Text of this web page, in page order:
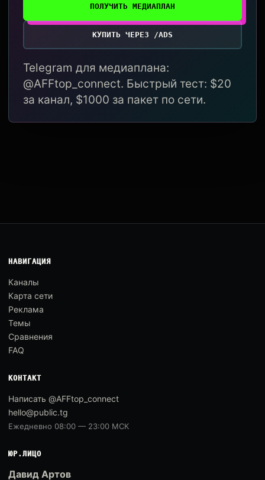
ПОЛУЧИТЬ МЕДИАПЛАН
КУПИТЬ ЧЕРЕЗ /ADS
Telegram для медиаплана:
@AFFtop_connect. Быстрый тест: $20
за канал, $1000 за пакет по сети.
НАВИГАЦИЯ
Каналы
Карта сети
Реклама
Темы
Сравнения
FAQ
КОНТАКТ
Написать @AFFtop_connect
hello@public.tg
Ежедневно 08:00 — 23:00 МСК
ЮР.ЛИЦО
Давид Артов